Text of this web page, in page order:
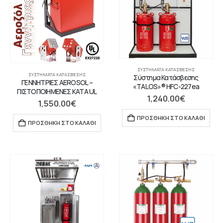
ΣΥΣΤΉΜΑΤΑ ΚΑΤΆΣΒΕΣΗΣ
ΓΕΝΝΗΤΡΙΕΣ AEROSOL –
ΠΙΣΤΟΠΟΙΗΜΕΝΕΣ ΚΑΤΑ UL
1,550.00€
ΠΡΟΣΘΉΚΗ ΣΤΟ ΚΑΛΆΘΙ
ΣΥΣΤΉΜΑΤΑ ΚΑΤΆΣΒΕΣΗΣ
Σύστημα Κατάσβεσης
«TALOS»® HFC-227ea
1,240.00€
ΠΡΟΣΘΉΚΗ ΣΤΟ ΚΑΛΆΘΙ